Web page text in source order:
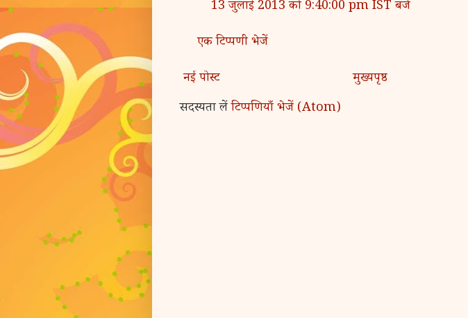
13 जुलाई 2013 को 9:40:00 pm IST बजे
एक टिप्पणी भेजें
नई पोस्ट
मुख्यपृष्ठ
सदस्यता लेंटिप्पणियाँ भेजें (Atom)